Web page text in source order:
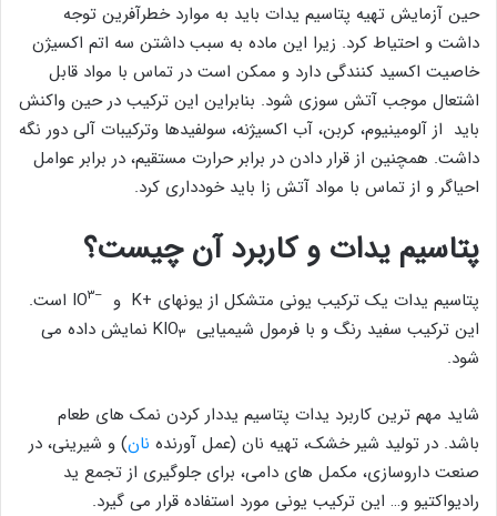
حین آزمایش تهیه پتاسیم یدات باید به موارد خطرآفرین توجه
داشت و احتیاط کرد. زیرا این ماده به سبب داشتن سه اتم اکسیژن
خاصیت اکسید کنندگی دارد و ممکن است در تماس با مواد قابل
اشتعال موجب آتش سوزی شود. بنابراین این ترکیب در حین واکنش
باید از آلومینیوم، کربن، آب اکسیژنه، سولفیدها وترکیبات آلی دور نگه
داشت. همچنین از قرار دادن در برابر حرارت مستقیم، در برابر عوامل
احیاگر و از تماس با مواد آتش زا باید خودداری کرد.
پتاسیم یدات و کاربرد آن چیست؟
پتاسیم یدات یک ترکیب یونی متشکل از یونهای +K و –
IO۳
است.
این ترکیب سفید رنگ و با فرمول شیمیایی KIO ۳
نمایش داده می
شود.
شاید مهم ترین کاربرد یدات پتاسیم یددار کردن نمک های طعام
باشد. در تولید شیر خشک، تهیه نان (عمل آورنده نان) و شیرینی، در
صنعت داروسازی، مکمل های دامی، برای جلوگیری از تجمع ید
رادیواکتیو و… این ترکیب یونی مورد استفاده قرار می گیرد.